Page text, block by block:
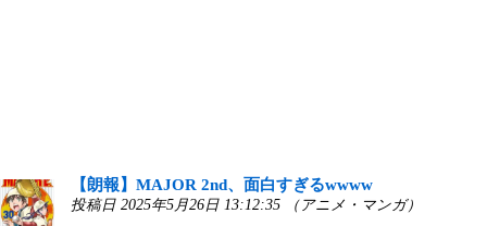
【朗報】MAJOR 2nd、面白すぎるwwww
投稿日 2025年5月26日 13:12:35 （アニメ・マンガ）